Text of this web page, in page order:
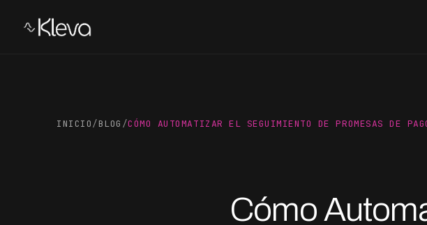
INICIO/BLOG /CÓMO AUTOMATIZAR EL SEGUIMIENTO DE PROMESAS DE
Cómo